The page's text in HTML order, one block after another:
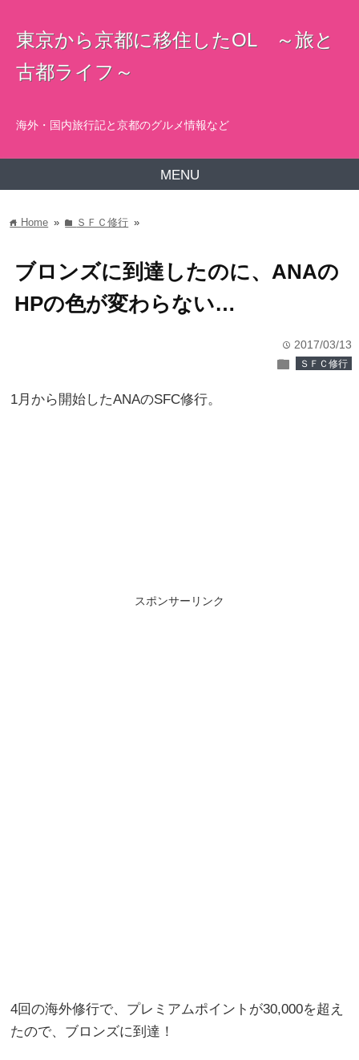
東京から京都に移住したOL ～旅と
古都ライフ～
海外・国内旅行記と京都のグルメ情報など
MENU
home Home » folder ＳＦＣ修行 »
ブロンズに到達したのに、ANAの
HPの色が変わらない…
time 2017/03/13
folder ＳＦＣ修行
1月から開始したANAのSFC修行。
スポンサーリンク
4回の海外修行で、プレミアムポイントが30,000を超え
たので、ブロンズに到達！